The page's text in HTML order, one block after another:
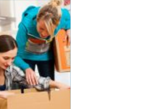
af
rengøring,
stiger,
klager
eller
kom...